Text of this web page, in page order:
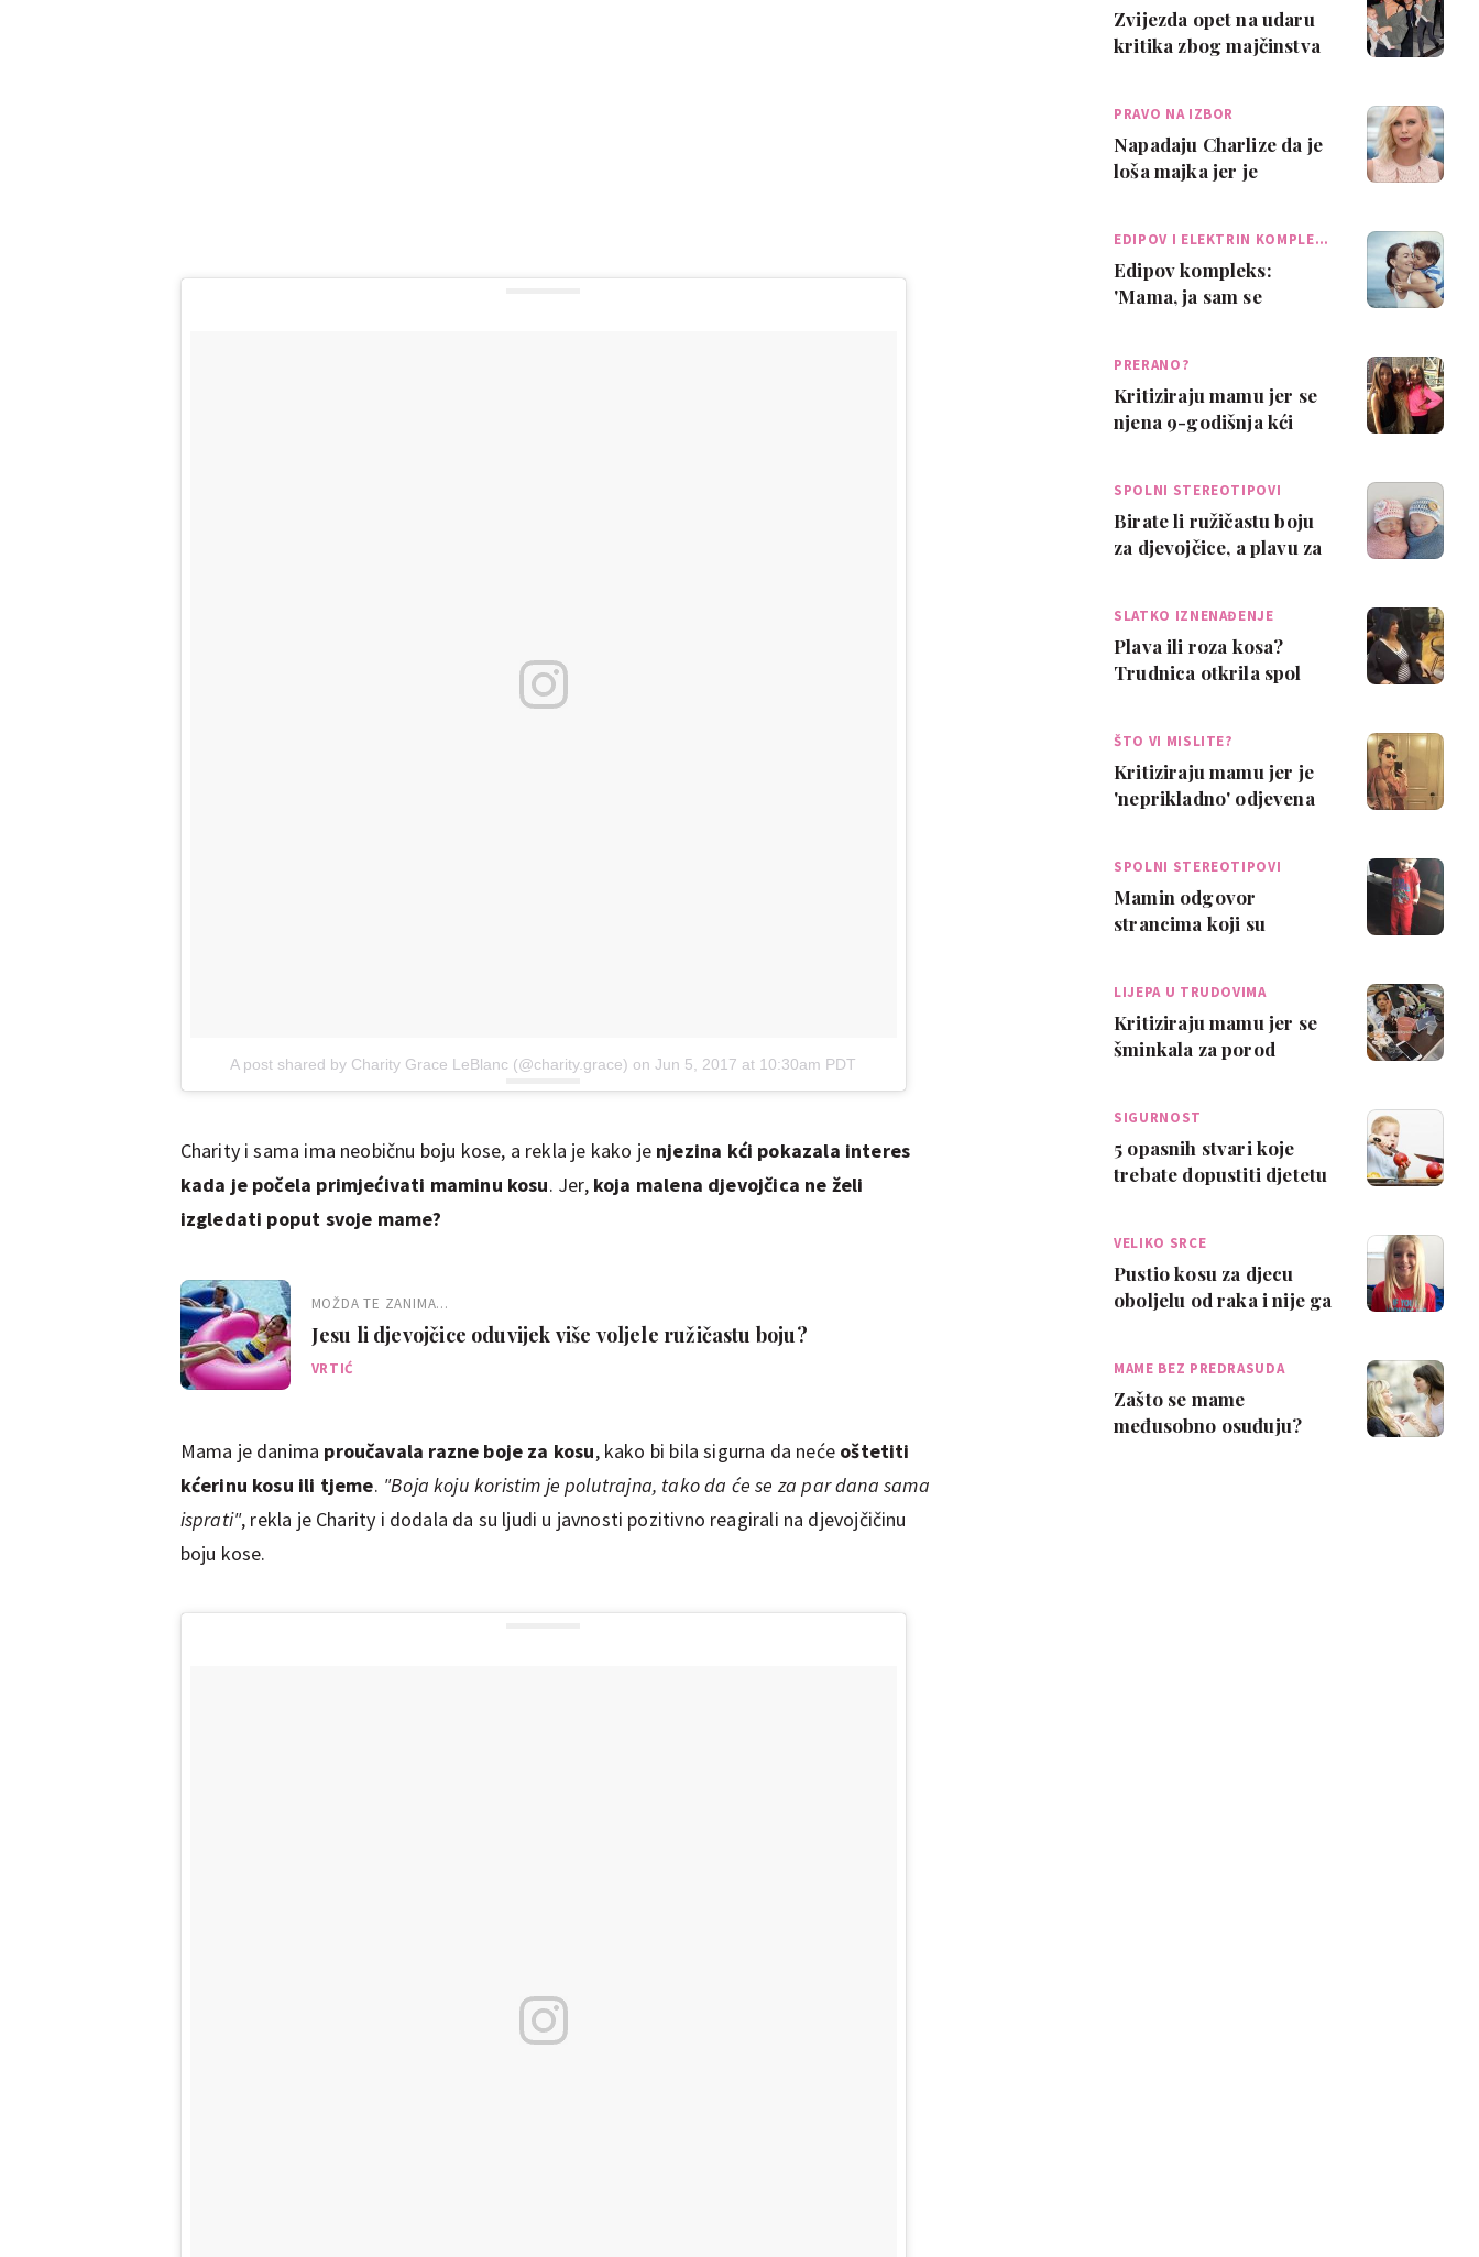
A post shared by Charity Grace LeBlanc (@charity.grace) onJun 5, 2017 at 10:30am PDT
Charity i sama ima neobičnu boju kose, a rekla je kako je njezina kći pokazala interes
kada je počela primjećivati maminu kosu. Jer, koja malena djevojčica ne želi
izgledati poput svoje mame?
MOŽDA TE ZANIMA...
Jesu li djevojčice oduvijek više voljele ružičastu boju?
VRTIĆ
Mama je danima proučavala razne boje za kosu, kako bi bila sigurna da neće oštetiti
kćerinu kosu ili tjeme. "Boja koju koristim je polutrajna, tako da će se za par dana sama
isprati", rekla je Charity i dodala da su ljudi u javnosti pozitivno reagirali na djevojčičinu
boju kose.
Zvijezda opet na udaru
kritika zbog majčinstva
PRAVO NA IZBOR
Napadaju Charlize da je
loša majka jer je
EDIPOV I ELEKTRIN KOMPLE…
Edipov kompleks:
'Mama, ja sam se
PRERANO?
Kritiziraju mamu jer se
njena 9-godišnja kći
SPOLNI STEREOTIPOVI
Birate li ružičastu boju
za djevojčice, a plavu za
SLATKO IZNENAĐENJE
Plava ili roza kosa?
Trudnica otkrila spol
ŠTO VI MISLITE?
Kritiziraju mamu jer je
'neprikladno' odjevena
SPOLNI STEREOTIPOVI
Mamin odgovor
strancima koji su
LIJEPA U TRUDOVIMA
Kritiziraju mamu jer se
šminkala za porod
SIGURNOST
5 opasnih stvari koje
trebate dopustiti djetetu
VELIKO SRCE
Pustio kosu za djecu
oboljelu od raka i nije ga
MAME BEZ PREDRASUDA
Zašto se mame
međusobno osuđuju?